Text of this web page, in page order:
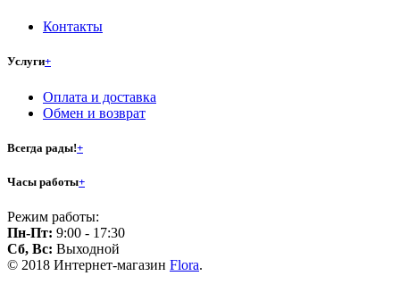
Контакты
Услуги+
Оплата и доставка
Обмен и возврат
Всегда рады!+
Часы работы+
Режим работы:
Пн-Пт: 9:00 - 17:30
Сб, Вс: Выходной
© 2018 Интернет-магазин Flora.